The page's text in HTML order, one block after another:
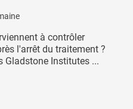
à contrôler
l'arrêt du traitement ?
Gladstone Institutes ...